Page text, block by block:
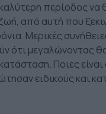
περίοδος να
από αυτή που
Μερικές
ότι μεγαλώνοντας
Ποιες
ειδικούς και